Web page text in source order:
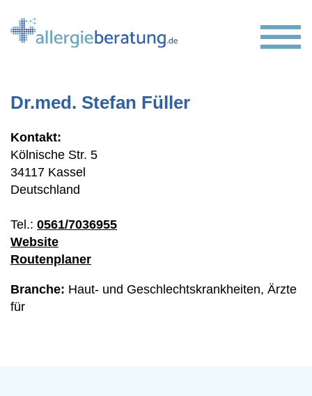
Hauptinhalt
Dr.med. Stefan Füller
Kontakt:
Kölnische Str. 5
34117 Kassel
Deutschland
Tel.: 0561/7036955
Website
Routenplaner
Branche: Haut- und Geschlechtskrankheiten, Ärzte
für